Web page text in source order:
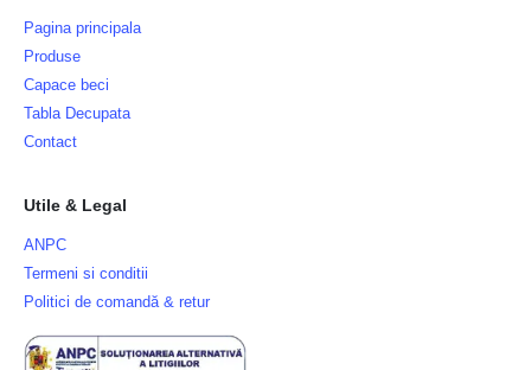
Pagina principala
Produse
Capace beci
Tabla Decupata
Contact
Utile & Legal
ANPC
Termeni si conditii
Politici de comandă & retur